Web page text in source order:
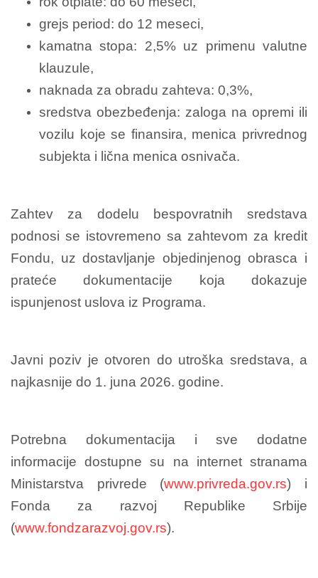
grejs period: do 12 meseci,
kamatna stopa: 2,5% uz primenu valutne
klauzule,
naknada za obradu zahteva: 0,3%,
sredstva obezbeđenja: zaloga na opremi ili
vozilu koje se finansira, menica privrednog
subjekta i lična menica osnivača.
Zahtev za dodelu bespovratnih sredstava
podnosi se istovremeno sa zahtevom za kredit
Fondu, uz dostavljanje objedinjenog obrasca i
prateće dokumentacije koja dokazuje
ispunjenost uslova iz Programa.
Javni poziv je otvoren do utroška sredstava, a
najkasnije do 1. juna 2026. godine.
Potrebna dokumentacija i sve dodatne
informacije dostupne su na internet stranama
Ministarstva privrede (www.privreda.gov.rs) i
Fonda za razvoj Republike Srbije
(www.fondzarazvoj.gov.rs).